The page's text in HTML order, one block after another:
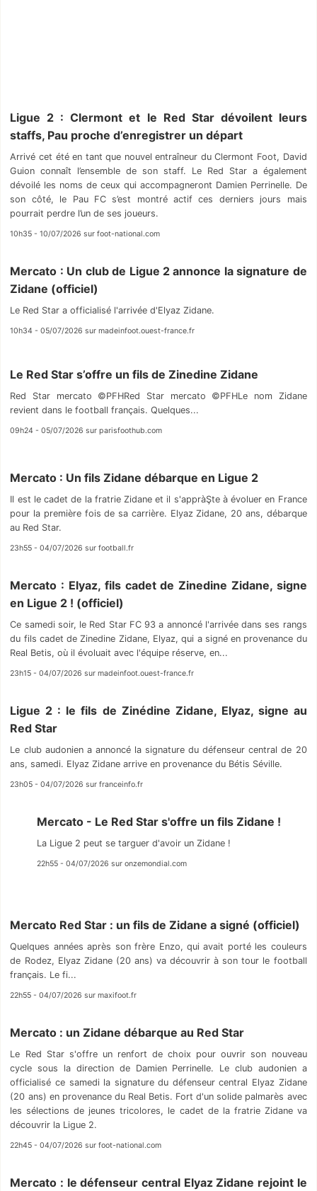
Ligue 2 : Clermont et le Red Star dévoilent leurs
staffs, Pau proche d’enregistrer un départ
Arrivé cet été en tant que nouvel entraîneur du Clermont Foot, David
Guion connaît l’ensemble de son staff. Le Red Star a également
dévoilé les noms de ceux qui accompagneront Damien Perrinelle. De
son côté, le Pau FC s’est montré actif ces derniers jours mais
pourrait perdre l’un de ses joueurs.
10h35 - 10/07/2026 sur foot-national.com
Mercato : Un club de Ligue 2 annonce la signature de
Zidane (officiel)
Le Red Star a officialisé l'arrivée d'Elyaz Zidane.
10h34 - 05/07/2026 sur madeinfoot.ouest-france.fr
Le Red Star s’offre un fils de Zinedine Zidane
Red Star mercato ©PFHRed Star mercato ©PFHLe nom Zidane
revient dans le football français. Quelques...
09h24 - 05/07/2026 sur parisfoothub.com
Mercato : Un fils Zidane débarque en Ligue 2
Il est le cadet de la fratrie Zidane et il s'appràŞte à évoluer en France
pour la première fois de sa carrière. Elyaz Zidane, 20 ans, débarque
au Red Star.
23h55 - 04/07/2026 sur football.fr
Mercato : Elyaz, fils cadet de Zinedine Zidane, signe
en Ligue 2 ! (officiel)
Ce samedi soir, le Red Star FC 93 a annoncé l'arrivée dans ses rangs
du fils cadet de Zinedine Zidane, Elyaz, qui a signé en provenance du
Real Betis, où il évoluait avec l'équipe réserve, en...
23h15 - 04/07/2026 sur madeinfoot.ouest-france.fr
Ligue 2 : le fils de Zinédine Zidane, Elyaz, signe au
Red Star
Le club audonien a annoncé la signature du défenseur central de 20
ans, samedi. Elyaz Zidane arrive en provenance du Bétis Séville.
23h05 - 04/07/2026 sur franceinfo.fr
Mercato - Le Red Star s'offre un fils Zidane !
La Ligue 2 peut se targuer d'avoir un Zidane !
22h55 - 04/07/2026 sur onzemondial.com
Mercato Red Star : un fils de Zidane a signé (officiel)
Quelques années après son frère Enzo, qui avait porté les couleurs
de Rodez, Elyaz Zidane (20 ans) va découvrir à son tour le football
français. Le fi...
22h55 - 04/07/2026 sur maxifoot.fr
Mercato : un Zidane débarque au Red Star
Le Red Star s'offre un renfort de choix pour ouvrir son nouveau
cycle sous la direction de Damien Perrinelle. Le club audonien a
officialisé ce samedi la signature du défenseur central Elyaz Zidane
(20 ans) en provenance du Real Betis. Fort d'un solide palmarès avec
les sélections de jeunes tricolores, le cadet de la fratrie Zidane va
découvrir la Ligue 2.
22h45 - 04/07/2026 sur foot-national.com
Mercato : le défenseur central Elyaz Zidane rejoint le